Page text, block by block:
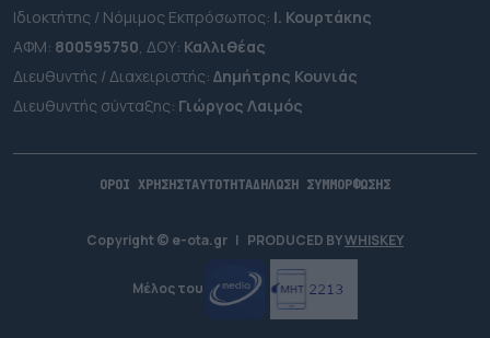
Ιδιοκτήτης / Νόμιμος Εκπρόσωπος: Ι. Κουρτάκης
ΑΦΜ: 800595750, ΔΟΥ: Καλλιθέας
Διευθυντής / Διαχειριστής: Δημήτρης Κουνιάς
Διευθυντής σύνταξης: Γιώργος Λαιμός
ΟΡΟΙ ΧΡΗΣΗΣΤΑΥΤΟΤΗΤΑΔΗΛΩΣΗ ΣΥΜΜΟΡΦΩΣΗΣ
Copyright © e-ota.gr | PRODUCED BYWHISKEY
Μέλος του